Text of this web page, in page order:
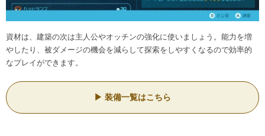
資材は、建築の次は主人公やオッチンの強化に使いましょう。能力を増
やしたり、被ダメージの機会を減らして探索をしやすくなるので効率的
なプレイができます。
装備一覧はこちら